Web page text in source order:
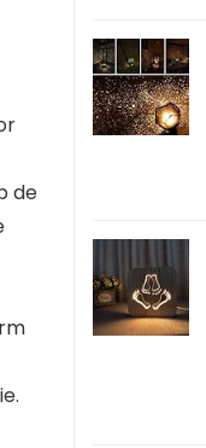
de